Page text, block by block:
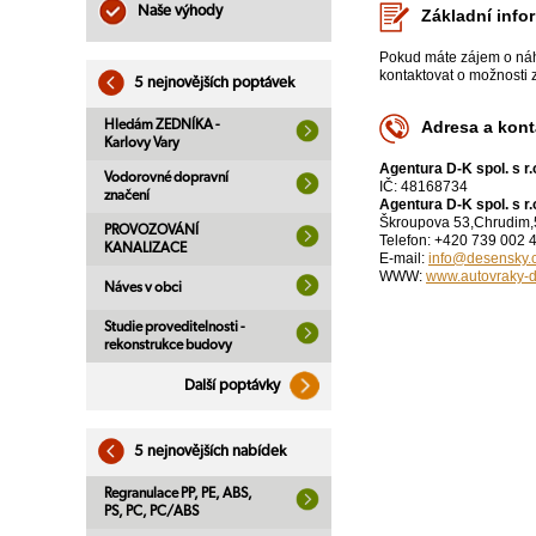
Naše výhody
5 nejnovějších poptávek
Hledám ZEDNÍKA -
Karlovy Vary
Vodorovné dopravní
značení
PROVOZOVÁNÍ
KANALIZACE
Náves v obci
Studie proveditelnosti -
rekonstrukce budovy
Další poptávky
5 nejnovějších nabídek
Regranulace PP, PE, ABS,
PS, PC, PC/ABS
Základní
Pokud máte zájem o
kontaktovat o možnosti
Adresa a
Agentura D-K spol. s
IČ: 48168734
Agentura D-K spol. s
Škroupova
Telefon: +420 739 002
E-mail:
WWW: www.autovraky-